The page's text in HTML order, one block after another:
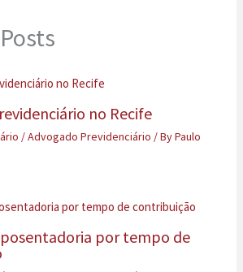
no Recife
/Advogado Previdenciário / ByPaulo
por tempo de